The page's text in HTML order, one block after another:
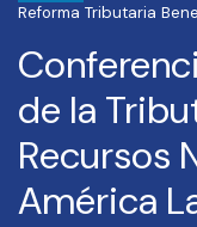
Reforma Tributaria
de la
Recursos
América